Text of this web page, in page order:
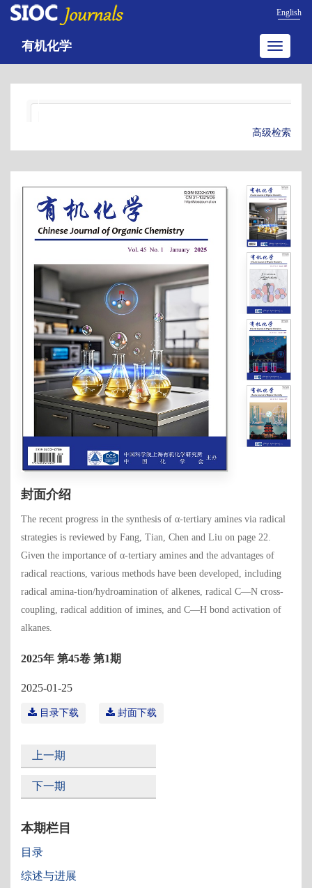
English
Toggle
有机化学
高级检索
封面介绍
The recent progress in the synthesis of α-tertiary amines via radical
strategies is reviewed by Fang, Tian, Chen and Liu on page 22.
Given the importance of α-tertiary amines and the advantages of
radical reactions, various methods have been developed, including
radical amina-tion/hydroamination of alkenes, radical C—N cross-
coupling, radical addition of imines, and C—H bond activation of
alkanes.
2025年 第45卷 第1期
2025-01-25
目录下载 封面下载
上一期
下一期
本期栏目
目录
综述与进展